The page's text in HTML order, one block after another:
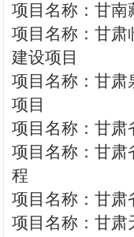
项目名称：甘南
项目名称：甘肃
建设项目
项目名称：甘肃
项目
项目名称：甘肃
项目名称：甘肃
程
项目名称：甘肃
项目名称：甘肃